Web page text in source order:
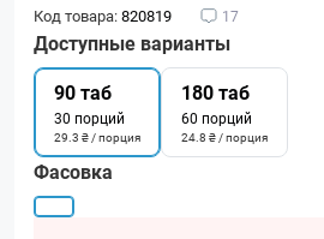
Код товара:820819 17
Доступные варианты
90 таб
30 порций
29.3 ₴ / порция
180 таб
60 порций
24.8 ₴ / порция
Фасовка